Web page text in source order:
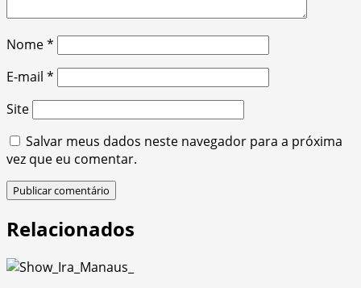
Nome*
E-mail *
Site
Salvar meus dados neste navegador para a próxima
vez que eu comentar.
Relacionados